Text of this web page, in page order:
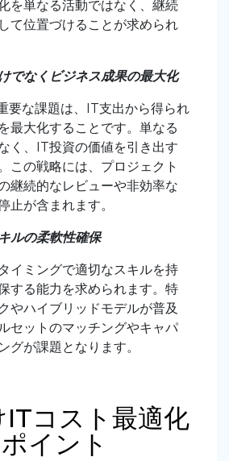
を単なる活動ではなく、継続
て位置づけることが求められ
でなくビジネス成果の最大化
要な課題は、IT支出から得られ
最大化することです。単なる
く、IT投資の価値を引き出す
この戦略には、プロジェクト
継続的なレビューや非効率な
止が含まれます。
ルの柔軟性確保
イミングで適切なスキルを持
する能力を求められます。特
やハイブリッドモデルが普及
セットのマッチングやキャパ
グが課題となります。
ITコスト最適化
イント